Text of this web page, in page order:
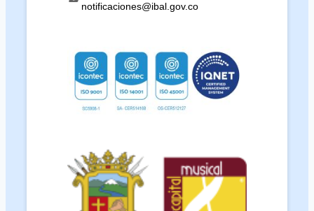
notificaciones@ibal.gov.co